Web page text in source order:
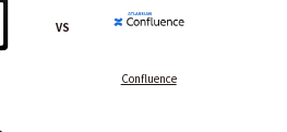
VS
Confluence